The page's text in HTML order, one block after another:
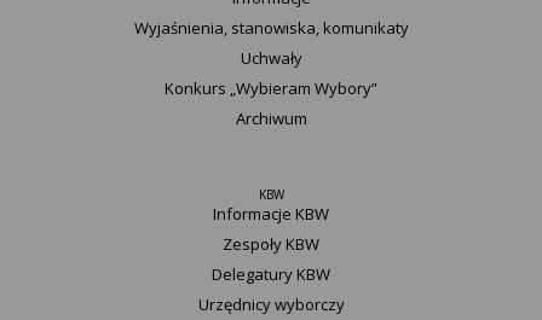
Wyjaśnienia, stanowiska, komunikaty
Uchwały
Konkurs „Wybieram Wybory”
Archiwum
KBW
Informacje KBW
Zespoły KBW
Delegatury ​KBW
Urzędnicy wyborczy